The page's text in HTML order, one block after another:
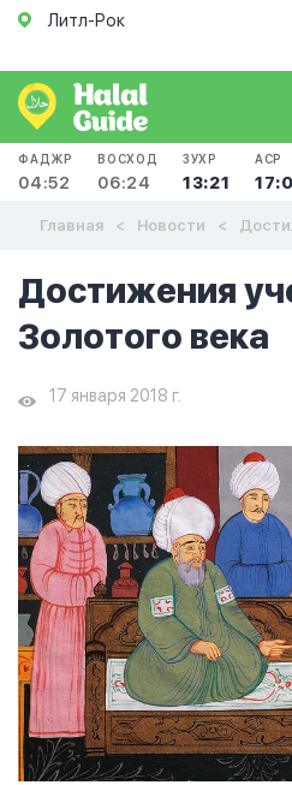
Литл-Рок
ФАДЖР
04:52
ВОСХОД
06:24
ЗУХР
13:21
АСР
Главная Новости
Достижения
Золотого века
17 января 2018 г.